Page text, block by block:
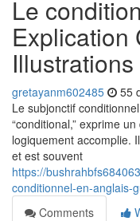
Le
Explication
Illustrations
gretayanm602485 55
Le subjonctif
“conditional,” exprime
logiquement accomplie.
et est souvent
https://
conditionnel-en-anglais-
Comments